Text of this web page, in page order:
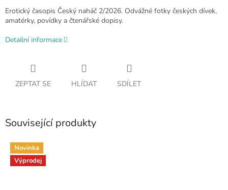
Erotický časopis Český naháč 2/2026. Odvážné fotky českých dívek,
amatérky, povídky a čtenářské dopisy.
Detailní informace
ZEPTAT SE HLÍDAT SDÍLET
Související produkty
Novinka
Výprodej